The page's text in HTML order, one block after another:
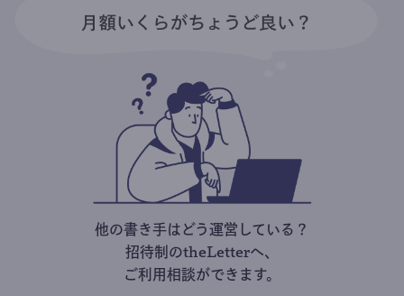
他の書き手はどう運営している？
招待制のtheLetterへ、
ご利用相談ができます。